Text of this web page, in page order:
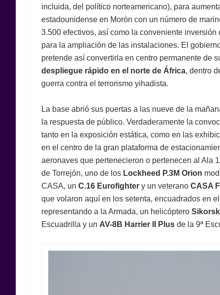
incluida, del político norteamericano), para
estadounidense en Morón con un número de
3.500 efectivos, así como la conveniente inversión
para la ampliación de las instalaciones. El
pretende así convertirla en centro permanente de
despliegue rápido en el norte de África, dentro
guerra contra el terrorismo yihadista.
La base abrió sus puertas a las nueve de la
la respuesta de público. Verdaderamente la
tanto en la exposición estática, como en las
en el centro de la gran plataforma de
aeronaves que pertenecieron o pertenecen al Ala
de Torrejón, uno de los Lockheed P.3M Orion
CASA, un C.16 Eurofightery un veterano CASA
que volaron aquí en los setenta, encuadrados en
representando a la Armada, un helicóptero
Escuadrilla y un AV-8B Harrier II Plusde la 9ª